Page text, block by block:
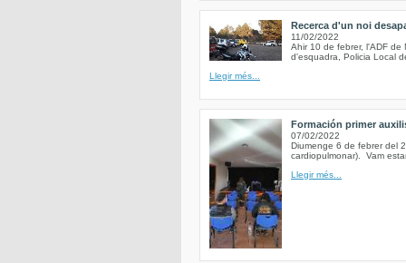
Recerca d'un noi
11/02/2022
Ahir 10 de febrer, l'ADF de
d'esquadra, Policia Local
Llegir més...
Formación primer
07/02/2022
Diumenge 6 de febrer del
cardiopulmonar). Vam
Llegir més...